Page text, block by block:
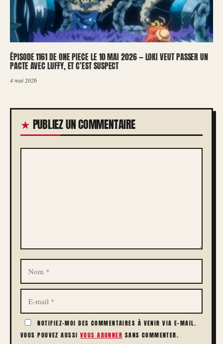
ÉPISODE 1161 DE ONE PIECE LE 10 MAI 2026 — LOKI VEUT PASSER UN
PACTE AVEC LUFFY, ET C’EST SUSPECT
4 mai 2026
PUBLIEZ UN COMMENTAIRE
COMMENTAIRE
NOM
E-
MAIL
NOTIFIEZ-MOI DES COMMENTAIRES À VENIR VIA E-MAIL.
VOUS POUVEZ AUSSI VOUS ABONNER SANS COMMENTER.